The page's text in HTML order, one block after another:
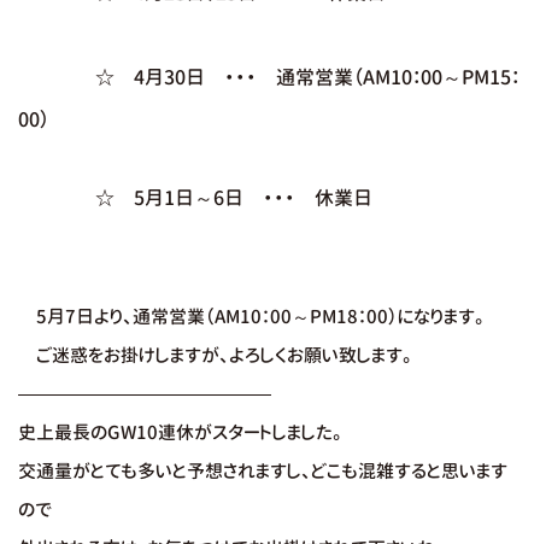
☆ 4月30日 ・・・ 通常営業（AM10：00～PM15：
00）
☆ 5月1日～6日 ・・・ 休業日
5月7日より、通常営業（AM10：00～PM18：00）になります。
ご迷惑をお掛けしますが、よろしくお願い致します。
——————————————
史上最長のGW10連休がスタートしました。
交通量がとても多いと予想されますし、どこも混雑すると思います
ので